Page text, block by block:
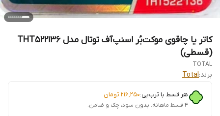
کاتر یا چاقوی موکت‌بُر اسنپ‌آف توتال مدل THT522136
(قسطی)
TOTAL
برند:Total
هر قسط با ترب‌پی:۲۱۶٬۲۵۰ تومان
۴ قسط ماهانه. بدون سود، چک و ضامن.